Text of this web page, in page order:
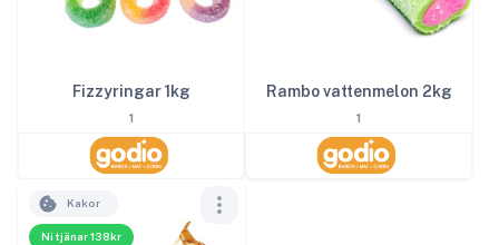
Fizzyringar 1kg
1
Rambo vattenmelon 2kg
1
Ni tjänar 138kr
Kakor